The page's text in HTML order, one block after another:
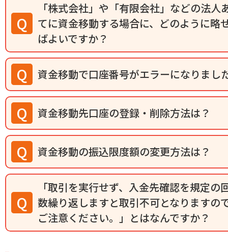
「株式会社」や「有限会社」などの法人
てに資金移動する場合に、どのように略
ばよいですか？
資金移動で口座番号がエラーになりまし
資金移動先口座の登録・削除方法は？
資金移動の振込限度額の変更方法は？
「取引を実行せず、入金先確認を規定の
数繰り返しますと取引不可となりますの
ご注意ください。」とはなんですか？